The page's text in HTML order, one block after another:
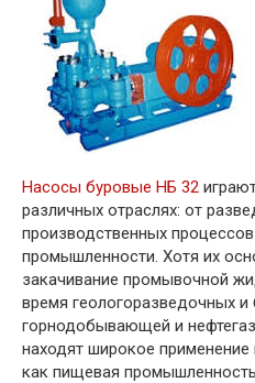
Насосы буровые НБ 32
различных отраслях: от
производственных
промышленности. Хотя их
закачивание промывочной
время геологоразведочных и
горнодобывающей и
находят широкое применение
как пищевая